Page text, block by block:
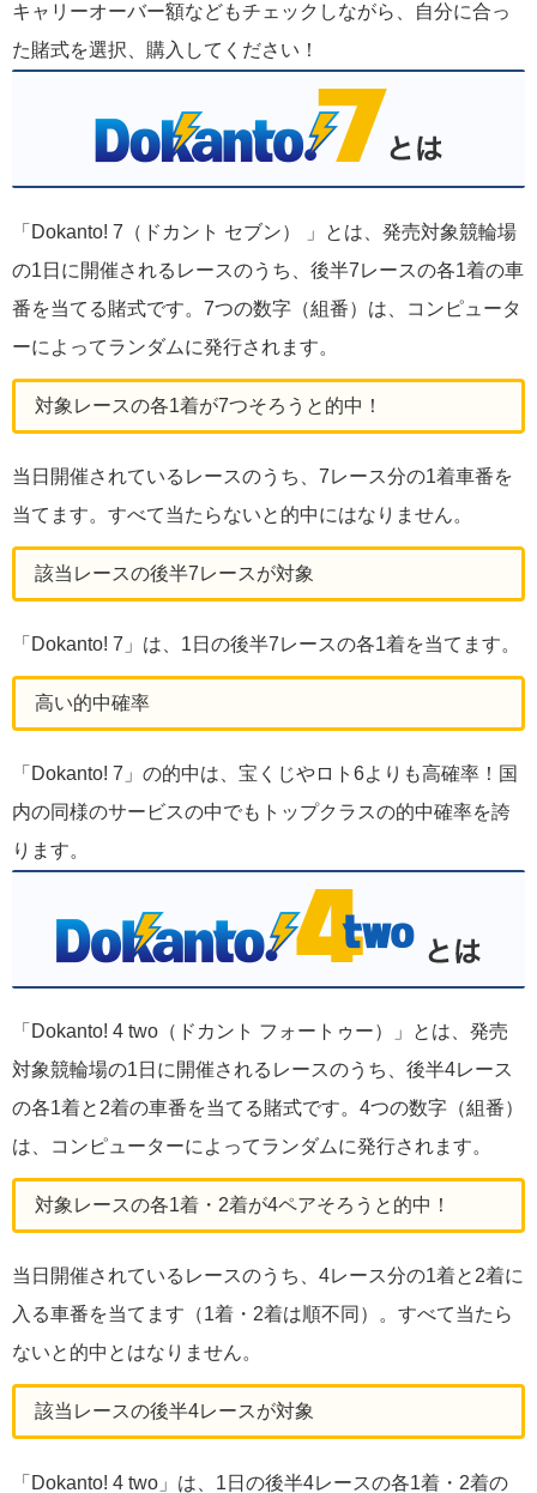
キャリーオーバー額などもチェックしながら、自分に合っ
た賭式を選択、購入してください！
「Dokanto! 7（ドカント セブン） 」とは、発売対象競輪場
の1日に開催されるレースのうち、後半7レースの各1着の車
番を当てる賭式です。7つの数字（組番）は、コンピュータ
ーによってランダムに発行されます。
対象レースの各1着が7つそろうと的中！
当日開催されているレースのうち、7レース分の1着車番を
当てます。すべて当たらないと的中にはなりません。
該当レースの後半7レースが対象
「Dokanto! 7」は、1日の後半7レースの各1着を当てます。
高い的中確率
「Dokanto! 7」の的中は、宝くじやロト6よりも高確率！国
内の同様のサービスの中でもトップクラスの的中確率を誇
ります。
「Dokanto! 4 two（ドカント フォートゥー）」とは、発売
対象競輪場の1日に開催されるレースのうち、後半4レース
の各1着と2着の車番を当てる賭式です。4つの数字（組番）
は、コンピューターによってランダムに発行されます。
対象レースの各1着・2着が4ペアそろうと的中！
当日開催されているレースのうち、4レース分の1着と2着に
入る車番を当てます（1着・2着は順不同）。すべて当たら
ないと的中とはなりません。
該当レースの後半4レースが対象
「Dokanto! 4 two」は、1日の後半4レースの各1着・2着の